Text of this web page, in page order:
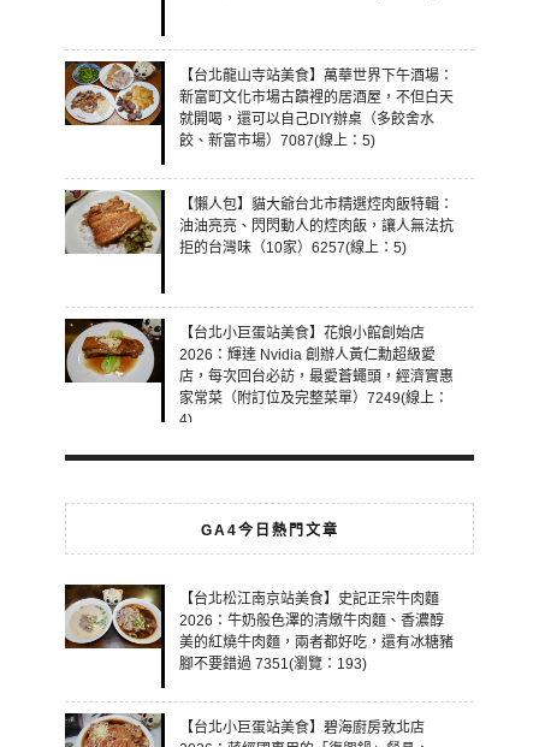
【台北龍山寺站美食】萬華世界下午酒場：
新富町文化市場古蹟裡的居酒屋，不但白天
就開喝，還可以自己DIY辦桌（多餃舍水
餃、新富市場）7087(線上：5)
【懶人包】貓大爺台北市精選焢肉飯特輯：
油油亮亮、閃閃動人的焢肉飯，讓人無法抗
拒的台灣味（10家）6257(線上：5)
【台北小巨蛋站美食】花娘小館創始店
2026：輝達 Nvidia 創辦人黃仁勳超級愛
店，每次回台必訪，最愛蒼蠅頭，經濟實惠
家常菜（附訂位及完整菜單）7249(線上：
4)
GA4今日熱門文章
【台北松江南京站美食】史記正宗牛肉麵
2026：牛奶般色澤的清燉牛肉麵、香濃醇
美的紅燒牛肉麵，兩者都好吃，還有冰糖豬
腳不要錯過 7351(瀏覽：193)
【台北小巨蛋站美食】碧海廚房敦北店